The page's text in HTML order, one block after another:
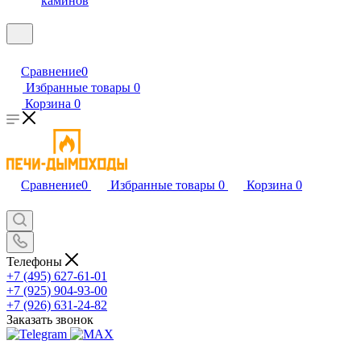
Сравнение0
Избранные товары 0
Корзина 0
Сравнение0 Избранные товары 0 Корзина 0
Телефоны
+7 (495) 627-61-01
+7 (925) 904-93-00
+7 (926) 631-24-82
Заказать звонок